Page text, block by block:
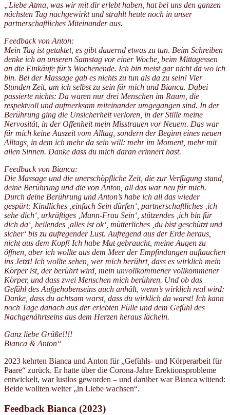
„Liebe Atma, was wir mit dir erlebt haben, hat bei uns den ganzen
nächsten Tag nachgewirkt und strahlt heute noch in unser
partnerschaftliches Miteinander aus.
Feedback von Anton:
Mein Tag ist getaktet, es gibt dauernd etwas zu tun. Beim Schreiben
denke ich an unseren Samstag vor einer Woche, beim Mittagessen
an die Einkäufe für’s Wochenende. Ich bin meist gar nicht da wo ich
bin. Bei der Massage gab es nichts zu tun als da zu sein! Vier
Stunden Zeit, um ich selbst zu sein für mich und Bianca. Dabei
passierte nichts: Da waren nur drei Menschen im Raum, die
respektvoll und aufmerksam miteinander umgegangen sind. In der
Berührung ging die Unsicherheit verloren, in der Stille meine
Nervosität, in der Offenheit mein Misstrauen vor Neuem. Das war
für mich keine Auszeit vom Alltag, sondern der Beginn eines neuen
Alltags, in dem ich mehr da sein will: mehr im Moment, mehr mit
allen Sinnen. Danke dass du mich daran erinnert hast.
Feedback von Bianca:
Die Massage und die unerschöpfliche Zeit, die zur Verfügung stand,
deine Berührung und die von Anton, all das war neu für mich.
Durch deine Berührung und Anton’s habe ich all das wieder
gespürt: Kindliches ‚einfach Sein dürfen‘, partnerschaftliches ‚ich
sehe dich‘, urkräftiges ‚Mann-Frau Sein‘, stützendes ‚ich bin für
dich da‘, heilendes ‚alles ist ok‘, mütterliches ‚du bist geschützt und
sicher‘ bis zu aufregender Lust. Aufregend aus der Erde heraus,
nicht aus dem Kopf! Ich habe Mut gebraucht, meine Augen zu
öffnen, aber ich wollte aus dem Meer der Empfindungen auftauchen
ins Jetzt! Ich wollte sehen, wer mich berührt, dass es wirklich mein
Körper ist, der berührt wird, mein unvollkommener vollkommener
Körper, und dass zwei Menschen mich berühren. Und ob das
Gefühl des Aufgehobenseins auch anhält, wenn’s wirklich real wird:
Danke, dass du achtsam warst, dass du wirklich da warst! Ich kann
noch Tage danach aus der erlebten Fülle und dem Gefühl des
Nachgenährtseins aus dem Herzen heraus lächeln.
Ganz liebe Grüße!!!!
Bianca & Anton“
2023 kehrten Bianca und Anton für „Gefühls- und Körperarbeit für
Paare“ zurück. Er hatte über die Corona-Jahre Erektionsprobleme
entwickelt, war lustlos geworden – und darüber war Bianca wütend:
Beide wollten weiter „in Liebe wachsen“.
Feedback Bianca (2023)